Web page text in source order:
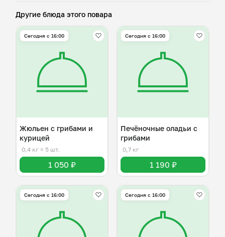
Другие блюда этого повара
Сегодня с 16:00
Жюльен с грибами и
курицей
0,4 кг ≈ 5 шт.
1 050 ₽
Сегодня с 16:00
Печёночные оладьи с
грибами
0,7 кг
1 190 ₽
Сегодня с 16:00 Сегодня с 16:00